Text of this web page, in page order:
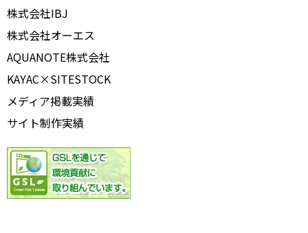
株式会社IBJ
株式会社オーエス
AQUANOTE株式会社
KAYAC×SITESTOCK
メディア掲載実績
サイト制作実績